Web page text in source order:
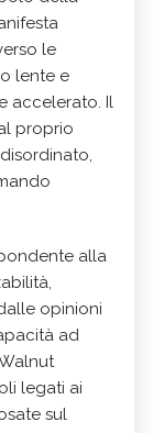
le
lente e
accelerato. Il
proprio
alla
opinioni
ad
legati ai
sul